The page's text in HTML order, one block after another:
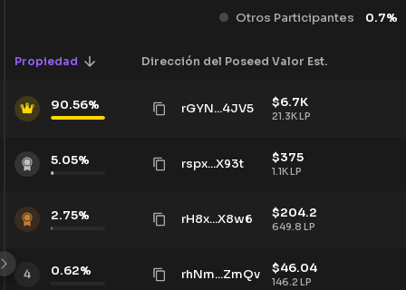
Otros Participantes
0.7%
Propiedad Dirección del PoseedorValor Est.
90.56% rGYN...4JV5 $6.7K
21.3KLP
5.05% rspx...X93t $375
1.1KLP
2.75% rH8x...X8w6 $204.2
649.8 LP
4 0.62% rhNm...ZmQv $46.04
146.2 LP